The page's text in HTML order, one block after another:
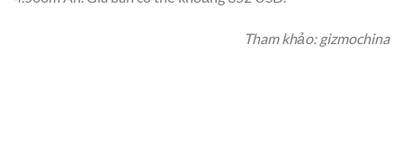
Tham khảo: gizmochina